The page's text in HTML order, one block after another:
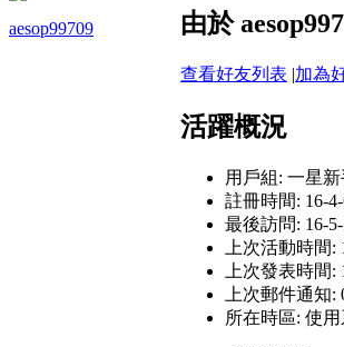
aesop99709 由於
查看好友列表 |加為
活躍概況
用戶組: 一星新
註冊時間: 16-
最後訪問: 16-
上次活動時間:
上次發表時間:
上次郵件通知:
所在時區: 使